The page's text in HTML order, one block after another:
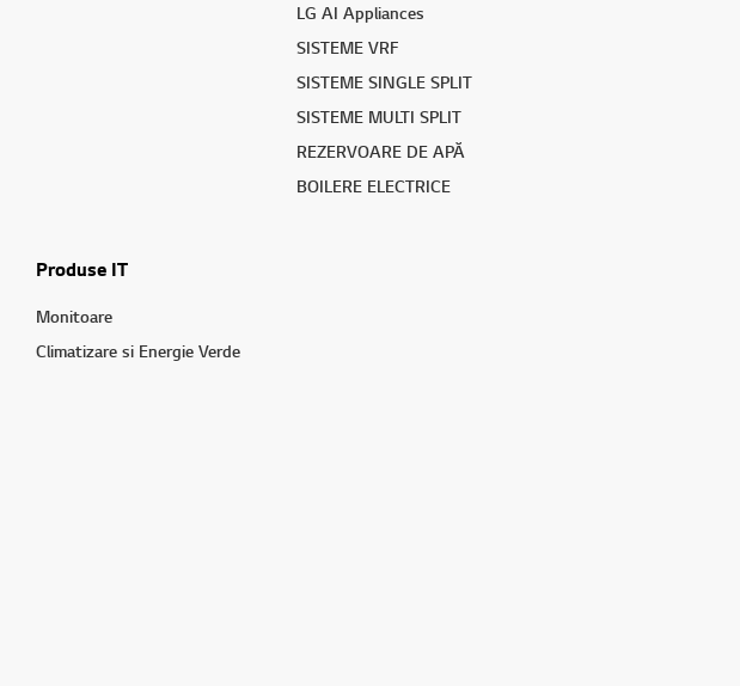
LG AI Appliances
SISTEME VRF
SISTEME SINGLE SPLIT
SISTEME MULTI SPLIT
REZERVOARE DE APĂ
BOILERE ELECTRICE
Produse IT
Monitoare
Climatizare si Energie Verde